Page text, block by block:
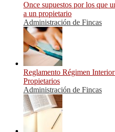
Once supuestos por los que
a un propietario
Administración de Fincas
Reglamento Régimen
Propietarios
Administración de Fincas